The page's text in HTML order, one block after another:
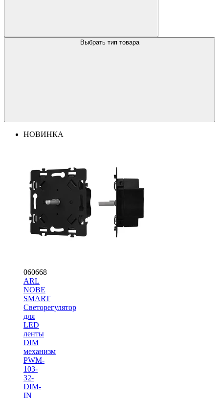
Выбрать тип товара
НОВИНКА
060668
ARL
NOBE
SMART
Светорегулятор
для
LED
ленты
DIM
механизм
PWM-
103-
32-
DIM-
IN